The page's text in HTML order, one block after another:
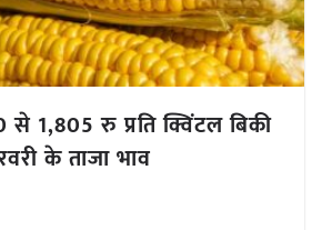
1,805 रु प्रति क्विंटल बिकी
के ताजा भाव